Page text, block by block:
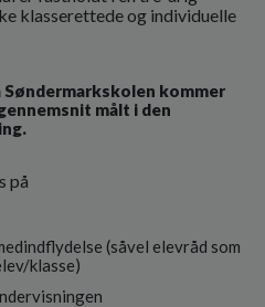
klasserettede og individuelle
kommer
målt i den
på
(såvel elevråd som
klasse)